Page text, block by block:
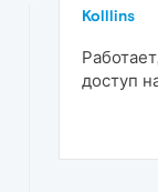
Kolllins
доступ